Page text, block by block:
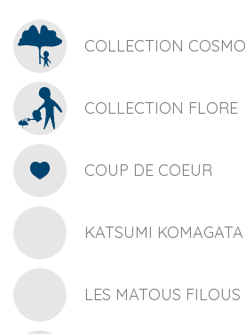
COLLECTION COSMO
COLLECTION FLORE
COUP DE COEUR
KATSUMI KOMAGATA
LES MATOUS FILOUS